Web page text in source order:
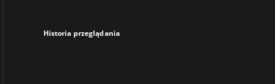
Historia przeglądania